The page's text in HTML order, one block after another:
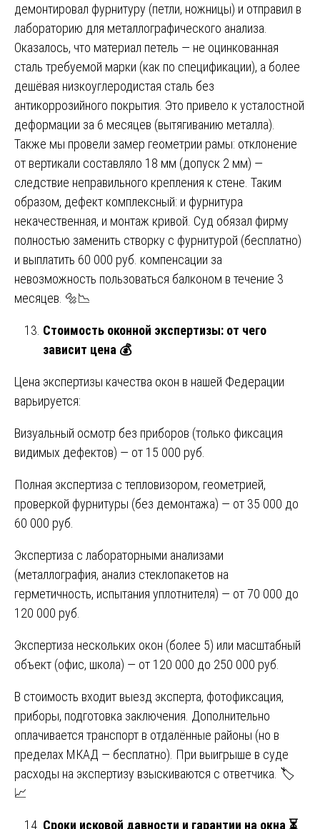
демонтировал фурнитуру (петли, ножницы) и отправил в
лабораторию для металлографического анализа.
Оказалось, что материал петель — не оцинкованная
сталь требуемой марки (как по спецификации), а более
дешёвая низкоуглеродистая сталь без
антикоррозийного покрытия. Это привело к усталостной
деформации за 6 месяцев (вытягиванию металла).
Также мы провели замер геометрии рамы: отклонение
от вертикали составляло 18 мм (допуск 2 мм) —
следствие неправильного крепления к стене. Таким
образом, дефект комплексный: и фурнитура
некачественная, и монтаж кривой. Суд обязал фирму
полностью заменить створку с фурнитурой (бесплатно)
и выплатить 60 000 руб. компенсации за
невозможность пользоваться балконом в течение 3
месяцев. 🔩📉
Стоимость оконной экспертизы: от чего
зависит цена 💰
Цена экспертизы качества окон в нашей Федерации
варьируется:
Визуальный осмотр без приборов (только фиксация
видимых дефектов) — от 15 000 руб.
Полная экспертиза с тепловизором, геометрией,
проверкой фурнитуры (без демонтажа) — от 35 000 до
60 000 руб.
Экспертиза с лабораторными анализами
(металлография, анализ стеклопакетов на
герметичность, испытания уплотнителя) — от 70 000 до
120 000 руб.
Экспертиза нескольких окон (более 5) или масштабный
объект (офис, школа) — от 120 000 до 250 000 руб.
В стоимость входит выезд эксперта, фотофиксация,
приборы, подготовка заключения. Дополнительно
оплачивается транспорт в отдалённые районы (но в
пределах МКАД — бесплатно). При выигрыше в суде
расходы на экспертизу взыскиваются с ответчика. 🏷️
📈
Сроки исковой давности и гарантии на окна ⏳